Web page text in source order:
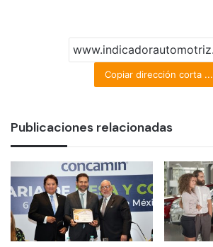
Copiar dirección corta ...
Publicaciones relacionadas